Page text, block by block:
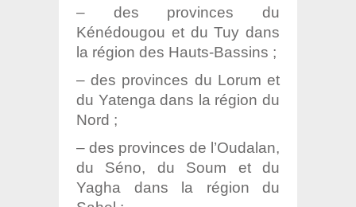
– des provinces du
Kénédougou et du Tuy dans
la région des Hauts-Bassins ;
– des provinces du Lorum et
du Yatenga dans la région du
Nord ;
– des provinces de l’Oudalan,
du Séno, du Soum et du
Yagha dans la région du